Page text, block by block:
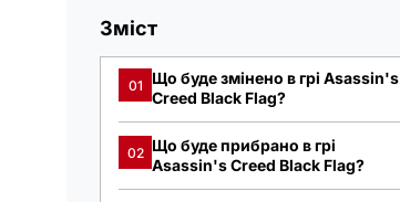
Зміст
01
Що буде змінено в грі Asassin's
Creed Black Flag?
02 Що буде прибрано в грі
Asassin's Creed Black Flag?